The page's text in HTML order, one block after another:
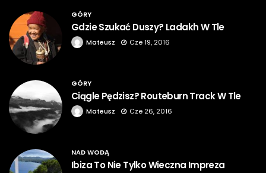
GÓRY
Gdzie Szukać Duszy? Ladakh W Tle
Mateusz Cze 19, 2016
GÓRY
Ciągle Pędzisz? Routeburn Track W Tle
Mateusz Cze 26, 2016
NAD WODĄ
Ibiza To Nie Tylko Wieczna Impreza